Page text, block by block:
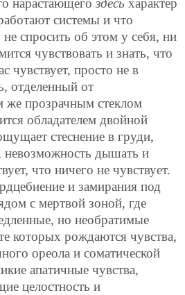
нарастающего здесь характер
системы и что
спросить об этом у себя, ни
чувствовать и знать, что
чувствует, просто не в
отделенный от
же прозрачным стеклом
обладателем двойной
стеснение в груди,
невозможность дышать и
что ничего не чувствует.
и замирания под
с мертвой зоной, где
но необратимые
которых рождаются чувства,
ореола и соматической
апатичные чувства,
целостность и